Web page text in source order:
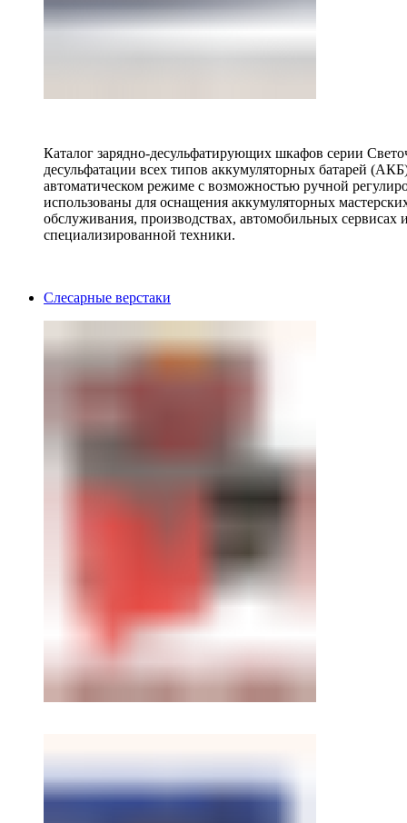
Каталог зарядно-десульфатирующих шкафов серии
десульфатации всех типов аккумуляторных батарей
автоматическом режиме с возможностью ручной
использованы для оснащения аккумуляторных
обслуживания, производствах, автомобильных
специализированной техники.
Слесарные верстаки